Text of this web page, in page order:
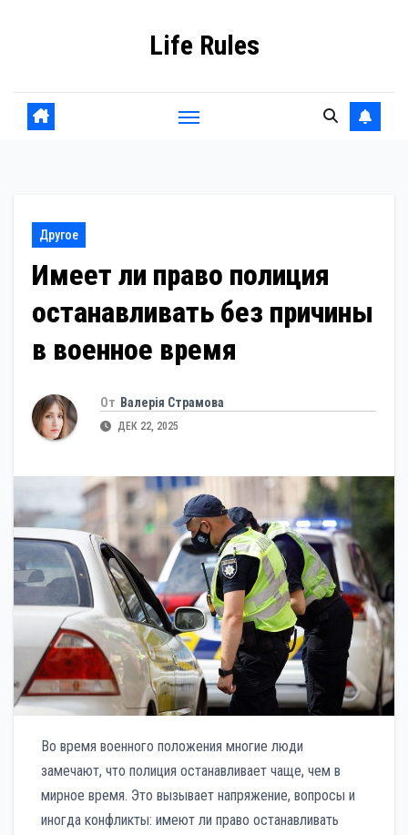
Life Rules
Другое
Имеет ли право полиция
останавливать без причины
в военное время
От Валерія Страмова
ДЕК 22, 2025
Во время военного положения многие люди
замечают, что полиция останавливает чаще, чем в
мирное время. Это вызывает напряжение, вопросы и
иногда конфликты: имеют ли право останавливать